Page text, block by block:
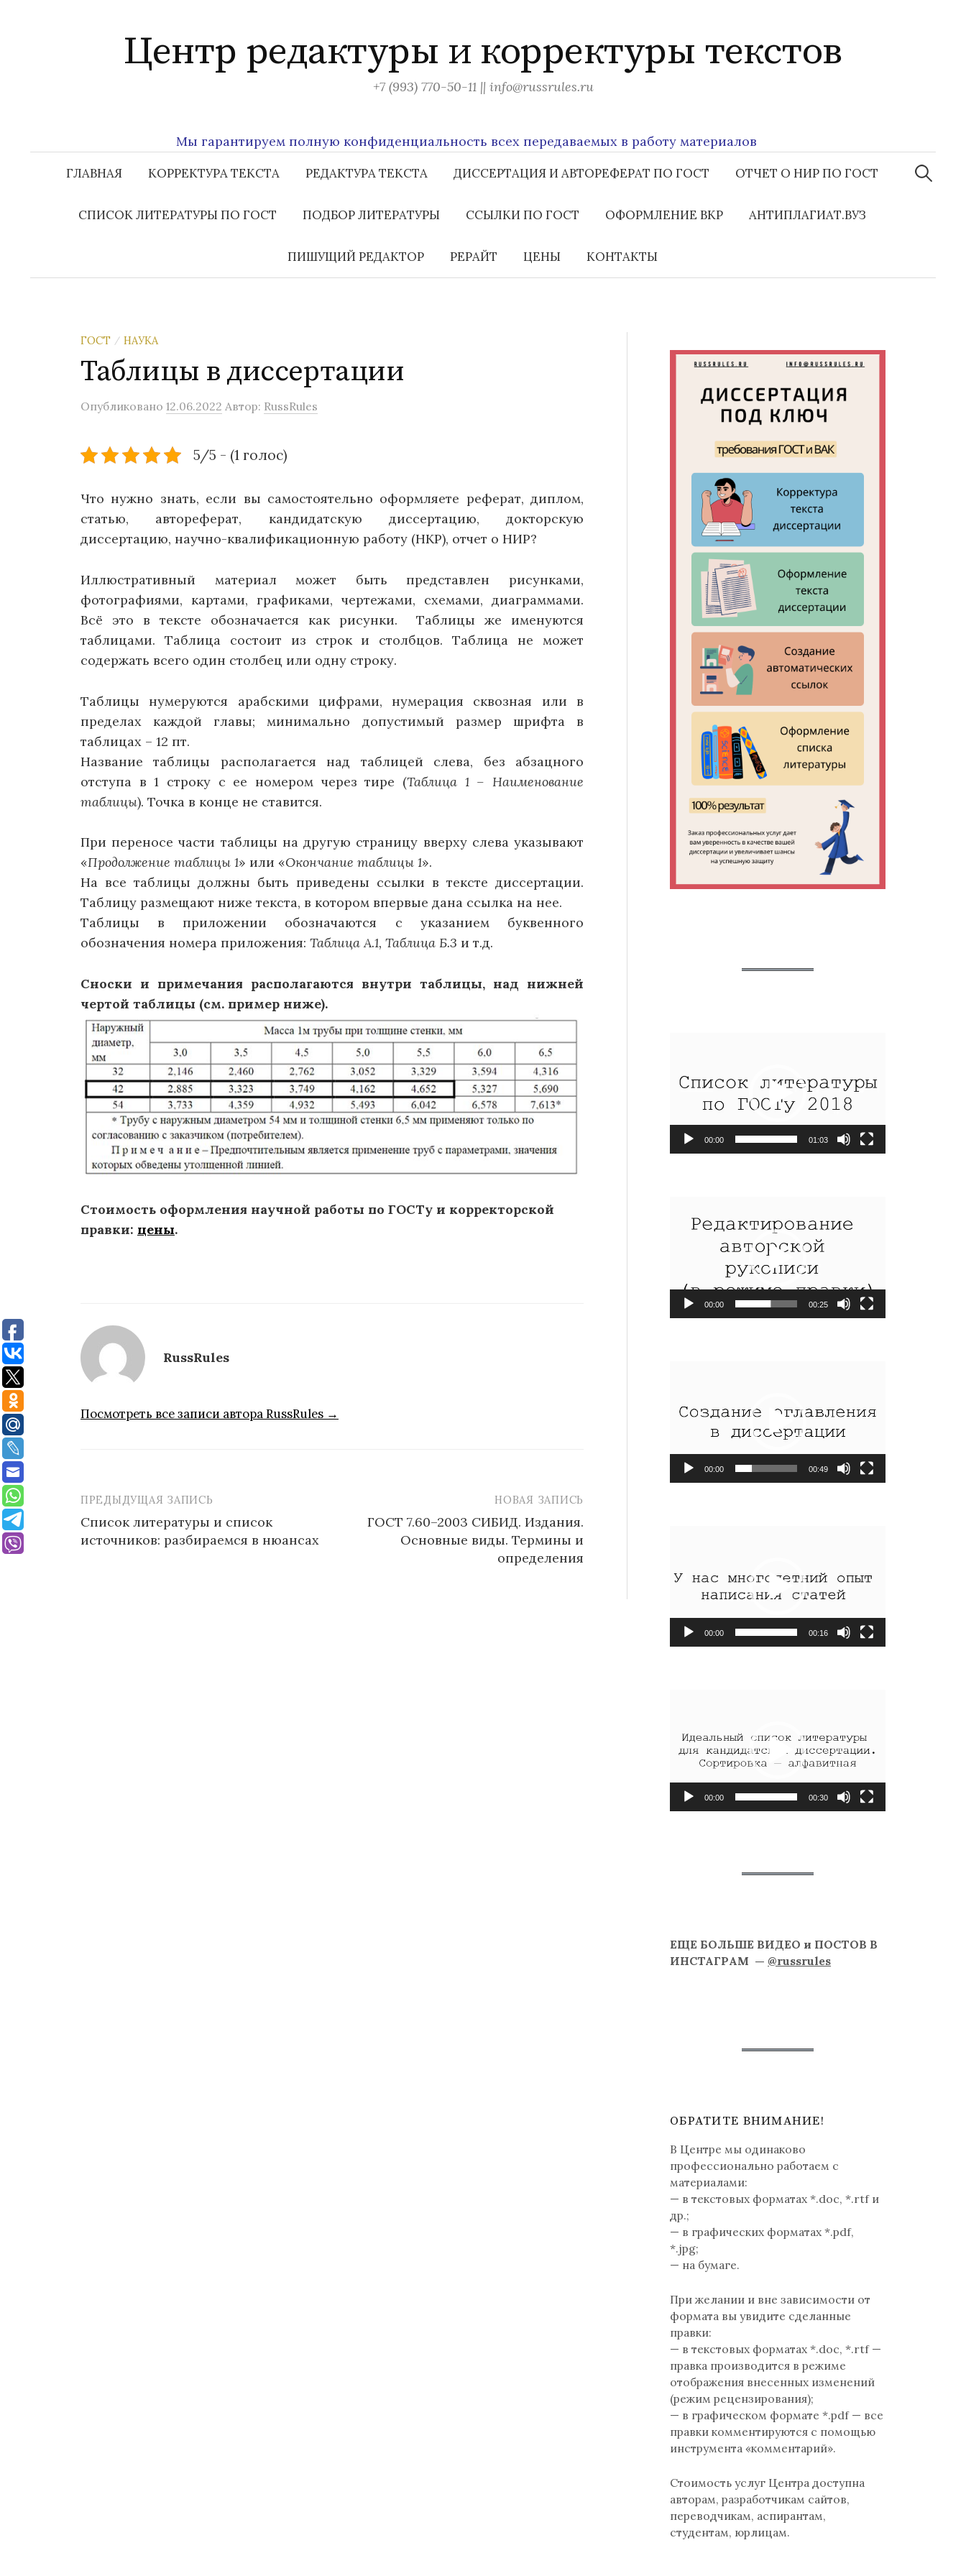
Центр редактуры и корректуры текстов
+7 (993) 770-50-11 || info@russrules.ru
Мы гарантируем полную конфиденциальность всех передаваемых в работу материалов
ГЛАВНАЯ КОРРЕКТУРА ТЕКСТА РЕДАКТУРА ТЕКСТА ДИССЕРТАЦИЯ И АВТОРЕФЕРАТ ПО ГОСТ ОТЧЕТ О НИР ПО ГОСТ
СПИСОК ЛИТЕРАТУРЫ ПО ГОСТ ПОДБОР ЛИТЕРАТУРЫ ССЫЛКИ ПО ГОСТ ОФОРМЛЕНИЕ ВКР АНТИПЛАГИАТ.ВУЗ
ПИШУЩИЙ РЕДАКТОР РЕРАЙТ ЦЕНЫ КОНТАКТЫ
Найти:
ГОСТ / НАУКА
Таблицы в диссертации
Опубликовано 12.06.2022 Автор: RussRules
5/5 - (1 голос)
Что нужно знать, если вы самостоятельно оформляете реферат, диплом,
статью, автореферат, кандидатскую диссертацию, докторскую
диссертацию, научно-квалификационную работу (НКР), отчет о НИР?
Иллюстративный материал может быть представлен рисунками,
фотографиями, картами, графиками, чертежами, схемами, диаграммами.
Всё это в тексте обозначается как рисунки. Таблицы же именуются
таблицами. Таблица состоит из строк и столбцов. Таблица не может
содержать всего один столбец или одну строку.
Таблицы нумеруются арабскими цифрами, нумерация сквозная или в
пределах каждой главы; минимально допустимый размер шрифта в
таблицах – 12 пт.
Название таблицы располагается над таблицей слева, без абзацного
отступа в 1 строку с ее номером через тире (Таблица 1 – Наименование
таблицы). Точка в конце не ставится.
При переносе части таблицы на другую страницу вверху слева указывают
«Продолжение таблицы 1» или «Окончание таблицы 1».
На все таблицы должны быть приведены ссылки в тексте диссертации.
Таблицу размещают ниже текста, в котором впервые дана ссылка на нее.
Таблицы в приложении обозначаются с указанием буквенного
обозначения номера приложения: Таблица А.1, Таблица Б.3 и т.д.
Сноски и примечания располагаются внутри таблицы, над нижней
чертой таблицы (см. пример ниже).
Стоимость оформления научной работы по ГОСТу и корректорской
правки: цены.
RussRules
Посмотреть все записи автора RussRules →
Навигация
по
ПРЕДЫДУЩАЯ ЗАПИСЬ
Список литературы и список
источников: разбираемся в нюансах
НОВАЯ ЗАПИСЬ
ГОСТ 7.60–2003 СИБИД. Издания.
Основные виды. Термины и
определения
00:00 01:03
00:00 00:25
00:00 00:49
00:00 00:16
00:00 00:30
ЕЩЕ БОЛЬШЕ ВИДЕО и ПОСТОВ В
ИНСТАГРАМ —@russrules
ОБРАТИТЕ ВНИМАНИЕ!
В Центре мы одинаково
профессионально работаем с
материалами:
— в текстовых форматах *.doc, *.rtf и
др.;
— в графических форматах *.pdf,
*.jpg;
— на бумаге.
При желании и вне зависимости от
формата вы увидите сделанные
правки:
— в текстовых форматах *.doc, *.rtf —
правка производится в режиме
отображения внесенных изменений
(режим рецензирования);
— в графическом формате *.pdf — все
правки комментируются с помощью
инструмента «комментарий».
Стоимость услуг Центра доступна
авторам, разработчикам сайтов,
переводчикам, аспирантам,
студентам, юрлицам.